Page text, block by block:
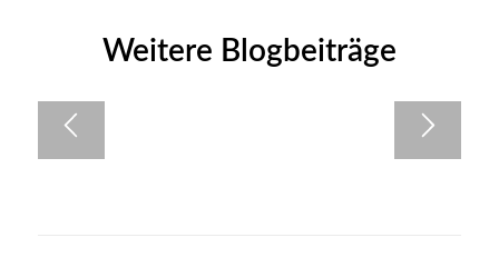
Weitere Blogbeiträge